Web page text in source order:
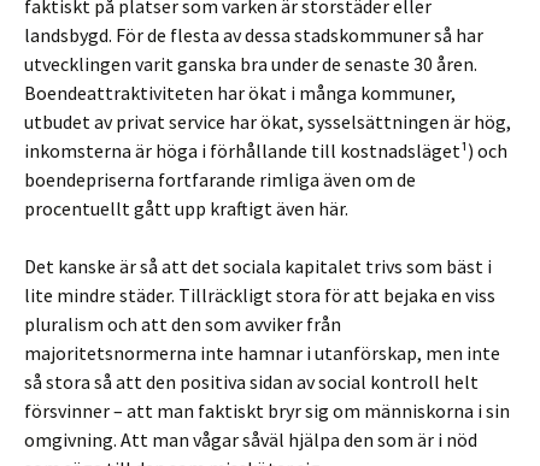
faktiskt på platser som varken är storstäder eller
landsbygd. För de flesta av dessa stadskommuner så har
utvecklingen varit ganska bra under de senaste 30 åren.
Boendeattraktiviteten har ökat i många kommuner,
utbudet av privat service har ökat, sysselsättningen är hög,
inkomsterna är höga i förhållande till kostnadsläget¹) och
boendepriserna fortfarande rimliga även om de
procentuellt gått upp kraftigt även här.
Det kanske är så att det sociala kapitalet trivs som bäst i
lite mindre städer. Tillräckligt stora för att bejaka en viss
pluralism och att den som avviker från
majoritetsnormerna inte hamnar i utanförskap, men inte
så stora så att den positiva sidan av social kontroll helt
försvinner – att man faktiskt bryr sig om människorna i sin
omgivning. Att man vågar såväl hjälpa den som är i nöd